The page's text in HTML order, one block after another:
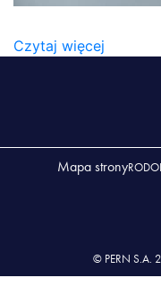
Czytaj więcej
Mapa stronyRODO
© PERN S.A.